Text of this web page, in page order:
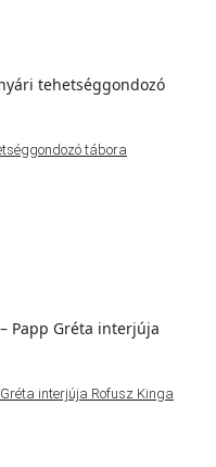
tábora
interjúja Rofusz Kinga